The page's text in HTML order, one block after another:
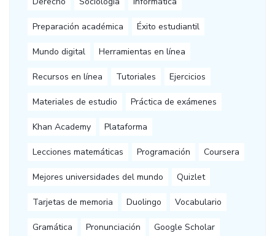
Preparación académica Éxito estudiantil
Mundo digital Herramientas en línea
Recursos en línea Tutoriales Ejercicios
Materiales de estudio Práctica de exámenes
Khan Academy Plataforma
Lecciones matemáticas Programación Coursera
Mejores universidades del mundo Quizlet
Tarjetas de memoria Duolingo Vocabulario
Gramática Pronunciación Google Scholar